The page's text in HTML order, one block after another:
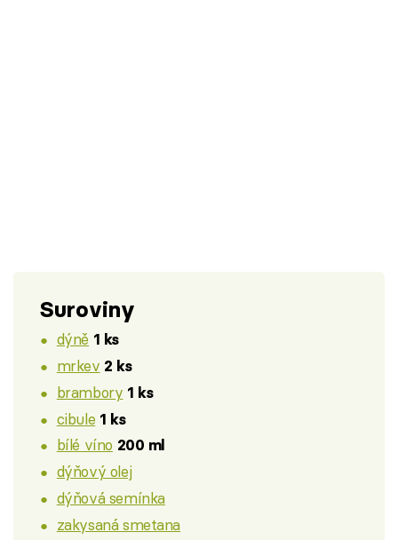
Suroviny
dýně 1 ks
mrkev 2 ks
brambory 1 ks
cibule 1 ks
bílé víno 200 ml
dýňový olej
dýňová semínka
zakysaná smetana